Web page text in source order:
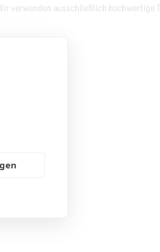
verwenden ausschließlich hochwertige